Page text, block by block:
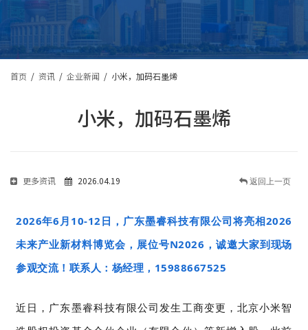
首页 / 资讯 / 企业新闻 / 小米，加码石墨烯
小米，加码石墨烯
更多资讯 2026.04.19 返回上一页
2026年6月10-12日， 广东墨睿科技有限公司将亮相2026
未来产业新材料博览会，展位号N2026，诚邀大家到现场
参观交流！联系人：杨经理， 15988667525
近日，广东墨睿科技有限公司发生工商变更，北京小米智